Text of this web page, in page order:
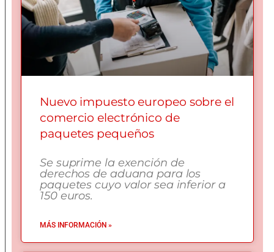
Nuevo impuesto europeo sobre el
comercio electrónico de
paquetes pequeños
Se suprime la exención de
derechos de aduana para los
paquetes cuyo valor sea inferior a
150 euros.
MÁS INFORMACIÓN »